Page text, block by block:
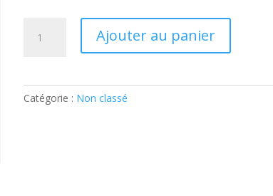
ENFANT
Ajouter au panier
Catégorie : Non classé